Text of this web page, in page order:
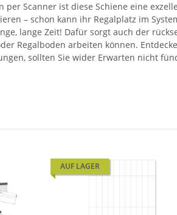
Scanner ist diese Schiene eine
– schon kann ihr Regalplatz im
lange Zeit! Dafür sorgt auch der
Regalboden arbeiten können.
sollten Sie wider Erwarten nicht
AUF LAGER